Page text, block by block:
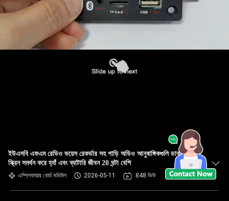
ইউএসবি এফএম রেডিও ভয়েস রেকর্ডার সহ গাড়ি অডিও আনুষাঙ্গিকগুলি ডাব্লুএভি
স্ক্রিন সমর্থন করে হ্যাঁ এবং ব্যাটারি জীবন 20 ঘন্টা বেশি
এম্প্লিফায়ার বোর্ড মডিউল 2026-05-11 848 ভিউ